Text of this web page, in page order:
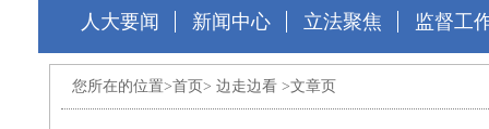
人大要闻 新闻中心 立法聚焦 监督工
您所在的位置>首页 > 边走边看 >文章页